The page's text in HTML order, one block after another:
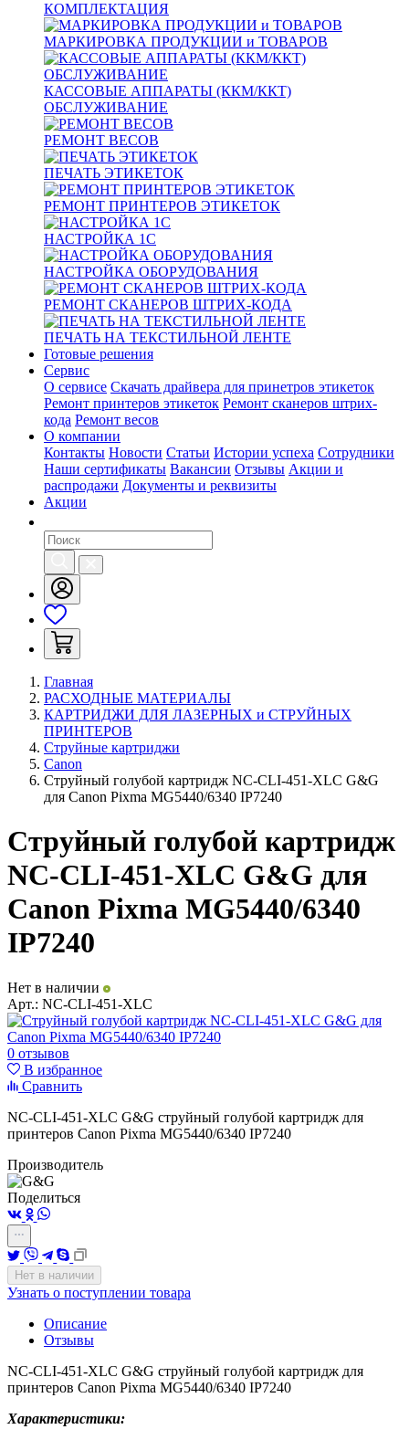
КОМПЛЕКТАЦИЯ
МАРКИРОВКА ПРОДУКЦИИ и ТОВАРОВ
КАССОВЫЕ АППАРАТЫ (ККМ/ККТ)
ОБСЛУЖИВАНИЕ
РЕМОНТ ВЕСОВ
ПЕЧАТЬ ЭТИКЕТОК
РЕМОНТ ПРИНТЕРОВ ЭТИКЕТОК
НАСТРОЙКА 1С
НАСТРОЙКА ОБОРУДОВАНИЯ
РЕМОНТ СКАНЕРОВ ШТРИХ-КОДА
ПЕЧАТЬ НА ТЕКСТИЛЬНОЙ ЛЕНТЕ
Готовые решения
Сервис
О сервисе Скачать драйвера для принетров этикеток
Ремонт принтеров этикеток Ремонт сканеров штрих-
кода Ремонт весов
О компании
Контакты Новости Статьи Истории успеха Сотрудники
Наши сертификаты Вакансии Отзывы Акции и
распродажи Документы и реквизиты
Акции
Главная
РАСХОДНЫЕ МАТЕРИАЛЫ
КАРТРИДЖИ ДЛЯ ЛАЗЕРНЫХ и СТРУЙНЫХ
ПРИНТЕРОВ
Струйные картриджи
Canon
Струйный голубой картридж NC-CLI-451-XLC G&G
для Canon Pixma MG5440/6340 IP7240
Струйный голубой картридж
NC-CLI-451-XLC G&G для
Canon Pixma MG5440/6340
IP7240
Нет в наличии
Арт.: NC-CLI-451-XLC
0 отзывов
В избранное
Сравнить
NC-CLI-451-XLC G&G струйный голубой картридж для
принтеров Canon Pixma MG5440/6340 IP7240
Производитель
Поделиться
Нет в наличии
Узнать о поступлении товара
Описание
Отзывы
NC-CLI-451-XLC G&G струйный голубой картридж для
принтеров Canon Pixma MG5440/6340 IP7240
Характеристики: